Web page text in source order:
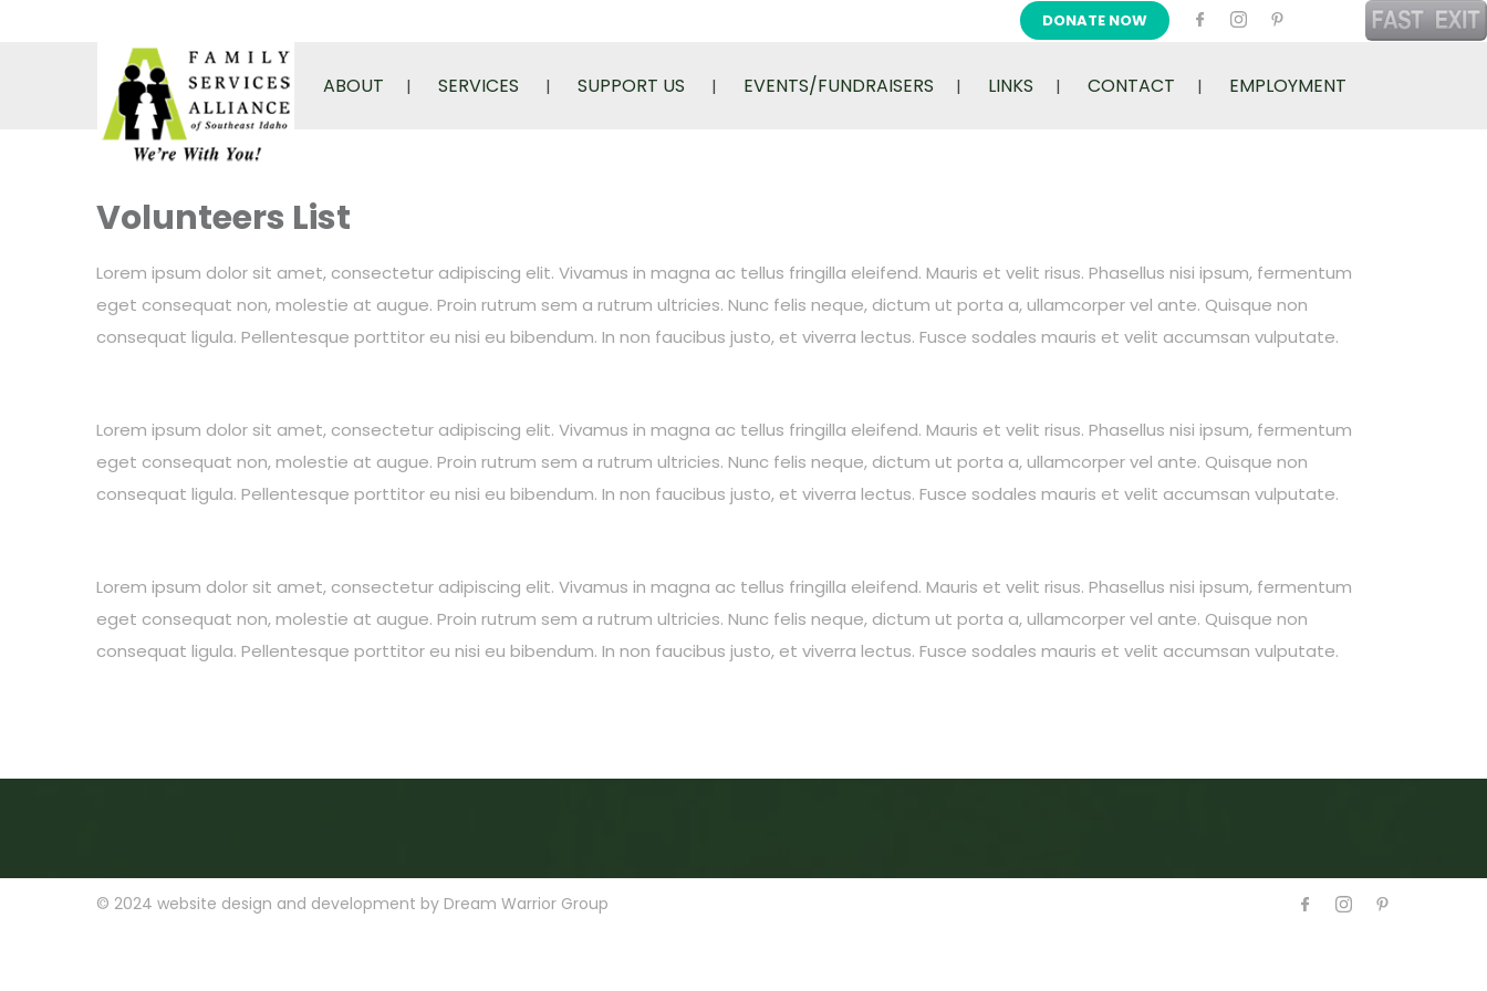
DONATE NOW
ABOUT SERVICES SUPPORT US EVENTS/FUNDRAISERS LINKS CONTACT EMPLOYMENT
Volunteers List
Lorem ipsum dolor sit amet, consectetur adipiscing elit. Vivamus in magna ac tellus fringilla eleifend. Mauris et velit risus. Phasellus nisi ipsum, fermentum
eget consequat non, molestie at augue. Proin rutrum sem a rutrum ultricies. Nunc felis neque, dictum ut porta a, ullamcorper vel ante. Quisque non
consequat ligula. Pellentesque porttitor eu nisi eu bibendum. In non faucibus justo, et viverra lectus. Fusce sodales mauris et velit accumsan vulputate.
Lorem ipsum dolor sit amet, consectetur adipiscing elit. Vivamus in magna ac tellus fringilla eleifend. Mauris et velit risus. Phasellus nisi ipsum, fermentum
eget consequat non, molestie at augue. Proin rutrum sem a rutrum ultricies. Nunc felis neque, dictum ut porta a, ullamcorper vel ante. Quisque non
consequat ligula. Pellentesque porttitor eu nisi eu bibendum. In non faucibus justo, et viverra lectus. Fusce sodales mauris et velit accumsan vulputate.
Lorem ipsum dolor sit amet, consectetur adipiscing elit. Vivamus in magna ac tellus fringilla eleifend. Mauris et velit risus. Phasellus nisi ipsum, fermentum
eget consequat non, molestie at augue. Proin rutrum sem a rutrum ultricies. Nunc felis neque, dictum ut porta a, ullamcorper vel ante. Quisque non
consequat ligula. Pellentesque porttitor eu nisi eu bibendum. In non faucibus justo, et viverra lectus. Fusce sodales mauris et velit accumsan vulputate.
© 2024 website design and development by Dream Warrior Group